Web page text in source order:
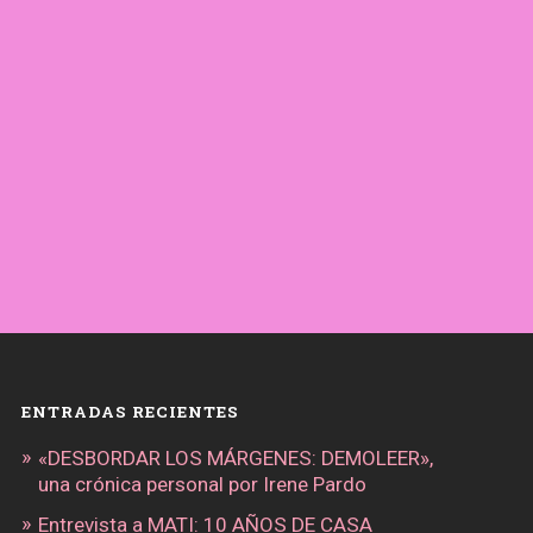
ENTRADAS RECIENTES
«DESBORDAR LOS MÁRGENES: DEMOLEER»,
una crónica personal por Irene Pardo
Entrevista a MATI: 10 AÑOS DE CASA